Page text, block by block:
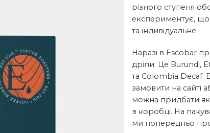
різного ступеня
експериментує,
та індивідуальне.
Наразі в Escobar
дріпи. Це Burundi,
та Colombia Decaf.
замовити на сайті
можна придбати як
в коробці. На
ми попередньо